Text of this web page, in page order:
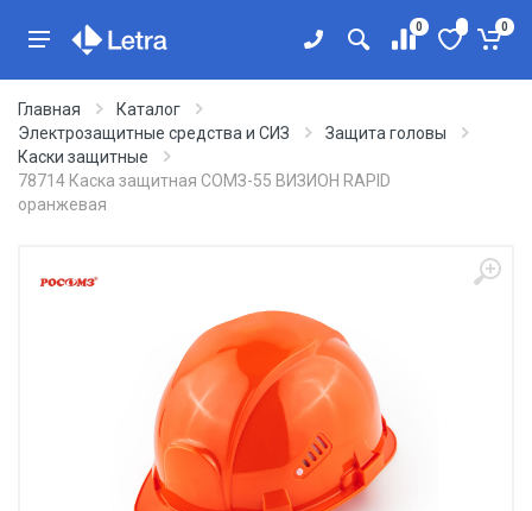
0 0
Главная
Каталог
Электрозащитные средства и СИЗ
Защита головы
Каски защитные
78714 Каска защитная СОМЗ-55 ВИЗИОН RAPID
оранжевая